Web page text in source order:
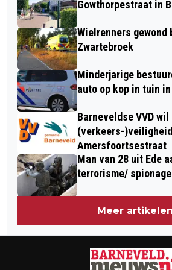
DE SLAG
Gowthorpestraat in
Wielrenners
Zwartebroek
Minderjarige
auto op kop in tuin
Barneveldse VVD
(verkeers-)veiligheid
Amersfoortsestraat
Man van 28 uit Ede
terrorisme/
Meer artikelen